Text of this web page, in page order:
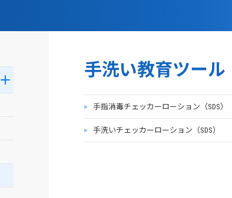
手洗い教育ツール
手指消毒チェッカーローション（SDS）
手洗いチェッカーローション（SDS）